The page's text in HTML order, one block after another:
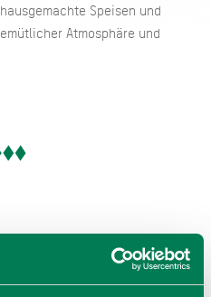
Speisen und
Atmosphäre und